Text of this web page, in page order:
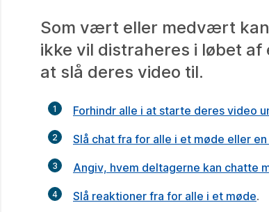
Som vært eller medvært
ikke vil distraheres i løbet
at slå deres video til.
1 Forhindr alle i at starte deres video
2 Slå chat fra for alle i et møde eller
3 Angiv, hvem deltagerne kan chatte
4 Slå reaktioner fra for alle i et møde.